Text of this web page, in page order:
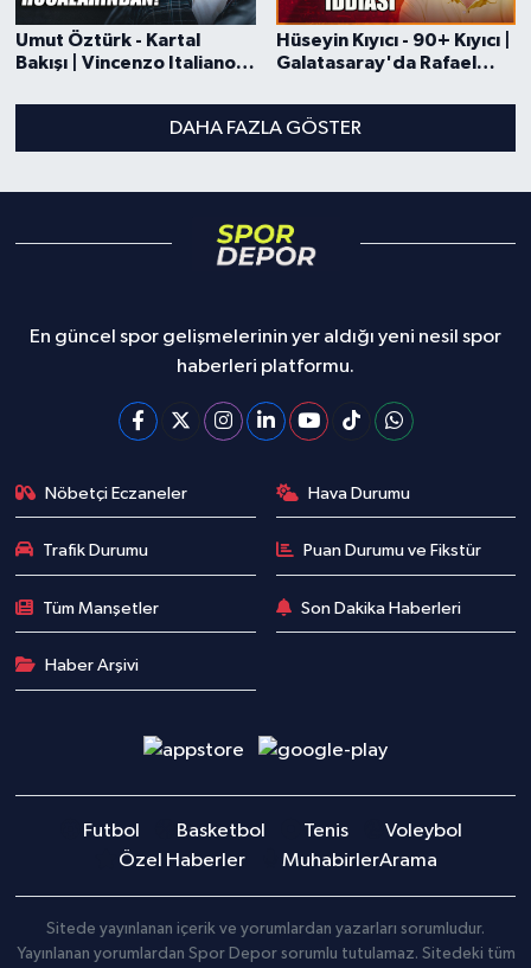
Umut Öztürk - Kartal
Bakışı | Vincenzo Italiano
Özen’in Transfer
Hüseyin Kıyıcı - 90+ Kıyıcı |
Galatasaray'da Rafael
Mount İddiası, Curtis
Jones
DAHA FAZLA GÖSTER
En güncel spor gelişmelerinin yer aldığı yeni nesil spor
haberleri platformu.
Nöbetçi Eczaneler Hava Durumu
Trafik Durumu Puan Durumu ve Fikstür
Tüm Manşetler Son Dakika Haberleri
Haber Arşivi
Futbol Basketbol Tenis
Voleybol
Özel Haberler
MuhabirlerArama
Sitede yayınlanan içerik ve yorumlardan yazarları sorumludur.
Yayınlanan yorumlardan Spor Depor sorumlu tutulamaz. Sitedeki tüm